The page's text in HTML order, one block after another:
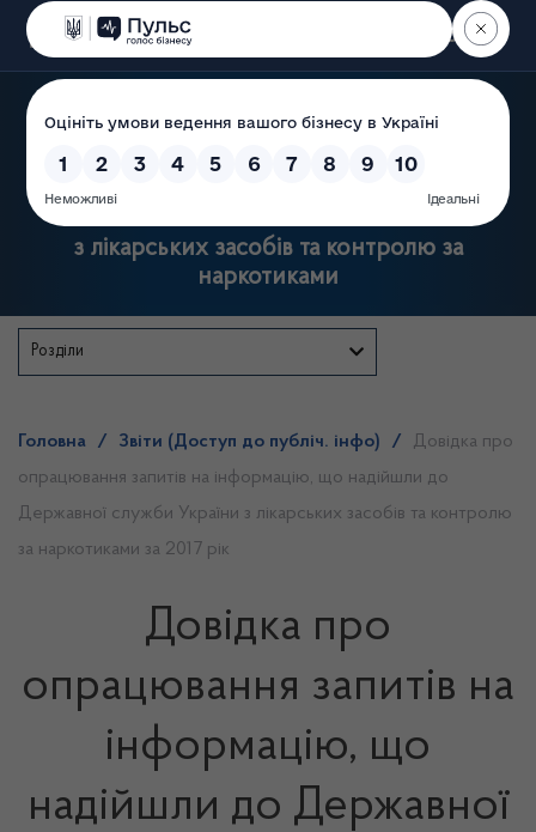
Пошук
Державна служба України
з лікарських засобів та контролю за
наркотиками
Розділи
Головна / Звіти (Доступ до публіч. інфо) /
Довідка про
опрацювання запитів на інформацію, що надійшли до
Державної служби України з лікарських засобів та контролю
за наркотиками за 2017 рік
Довідка про
опрацювання запитів на
інформацію, що
надійшли до Державної